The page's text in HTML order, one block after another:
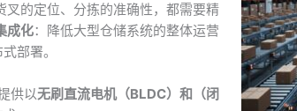
叉的定位、分拣的准确性，都需要精
成化：降低大型仓储系统的整体运营
部署。
供以无刷直流电机（BLDC）和（闭